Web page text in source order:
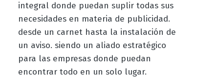
integral donde puedan suplir todas sus
necesidades en materia de publicidad.
desde un carnet hasta la instalación de
un aviso. siendo un aliado estratégico
para las empresas donde puedan
encontrar todo en un solo lugar.